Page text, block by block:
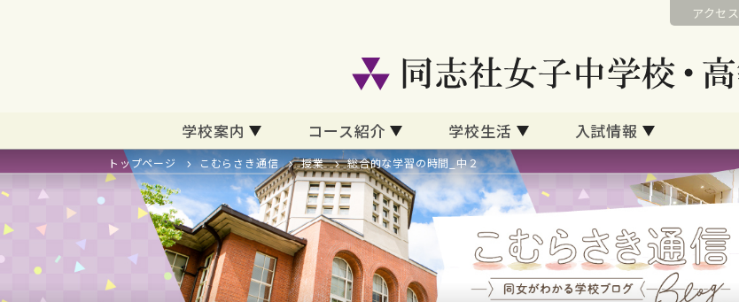
アクセス
学校案内 コース紹介 学校生活 入試情報
トップページ こむらさき通信 授業 総合的な学習の時間_中２